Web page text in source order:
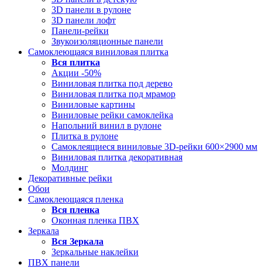
3D панели в рулоне
3D панели лофт
Панели-рейки
Звукоизоляционные панели
Самоклеющаяся виниловая плитка
Вся плитка
Акции -50%
Виниловая плитка под дерево
Виниловая плитка под мрамор
Виниловые картины
Виниловые рейки самоклейка
Напольний винил в рулоне
Плитка в рулоне
Самоклеящиеся виниловые 3D‑рейки 600×2900 мм
Виниловая плитка декоративная
Молдинг
Декоративные рейки
Обои
Самоклеющаяся пленка
Вся пленка
Оконная пленка ПВХ
Зеркала
Вся Зеркала
Зеркальные наклейки
ПВХ панели